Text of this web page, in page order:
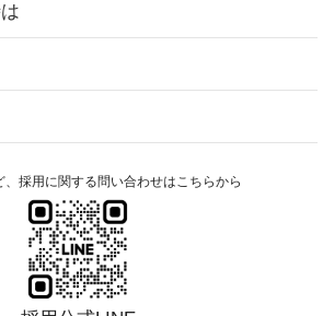
、採用に関する問い合わせはこちらから